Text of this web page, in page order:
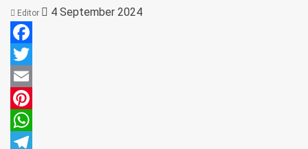
Editor 4 September 2024
Facebook
Twitter
Email
Pinterest
WhatsApp